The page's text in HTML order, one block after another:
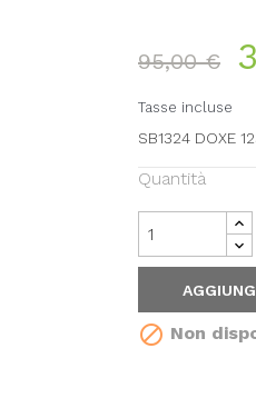
95,00 €
Tasse incluse
SB1324 DOXE
Quantità
 Non